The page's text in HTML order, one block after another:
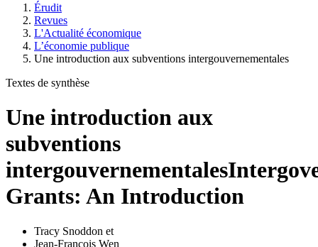
Érudit
Revues
L'Actualité économique
L’économie publique
Une introduction aux subventions intergouvernementales
Textes de synthèse
Une introduction aux
subventions
intergouvernementales
Grants: An Introduction
Tracy Snoddon et
Jean-François Wen